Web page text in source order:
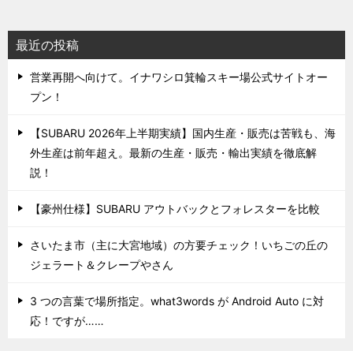
最近の投稿
営業再開へ向けて。イナワシロ箕輪スキー場公式サイトオー
プン！
【SUBARU 2026年上半期実績】国内生産・販売は苦戦も、海
外生産は前年超え。最新の生産・販売・輸出実績を徹底解
説！
【豪州仕様】SUBARU アウトバックとフォレスターを比較
さいたま市（主に大宮地域）の方要チェック！いちごの丘の
ジェラート＆クレープやさん
3 つの言葉で場所指定。what3words が Android Auto に対
応！ですが……